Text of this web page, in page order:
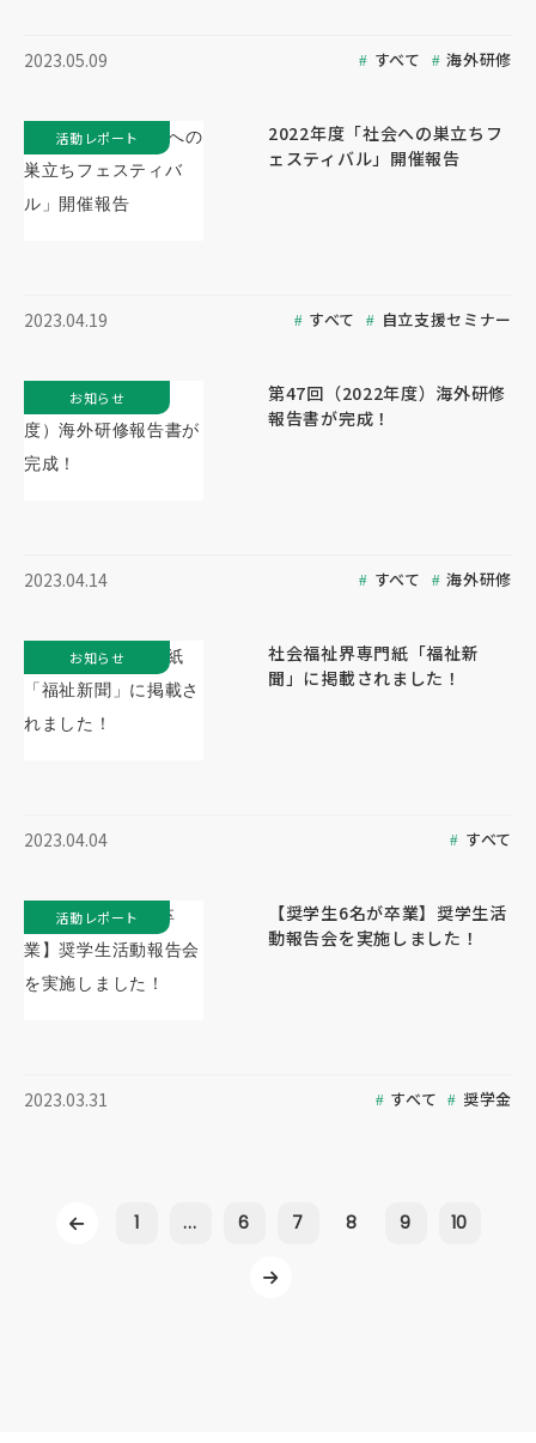
2023.05.09 すべて 海外研修
2022年度「社会への巣立ちフ
ェスティバル」開催報告
2023.04.19 すべて 自立支援セミナー
活動レポート
第47回（2022年度）海外研修
報告書が完成！
2023.04.14 すべて 海外研修
お知らせ
社会福祉界専門紙「福祉新
聞」に掲載されました！
2023.04.04 すべて
お知らせ
【奨学生6名が卒業】奨学生活
動報告会を実施しました！
2023.03.31 すべて 奨学金
活動レポート
1 ... 6 7 8 9 10